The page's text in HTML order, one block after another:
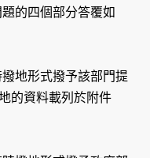
的四個部分答覆如
地形式撥予該部門提
的資料載列於附件